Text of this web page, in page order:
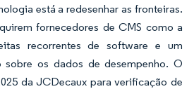
está a redesenhar as fronteiras.
fornecedores de CMS como a
recorrentes de software e um
os dados de desempenho. O
da JCDecaux para verificação de